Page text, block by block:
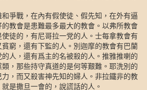
爭戰，在內有假使徒、假先知，在外有逼
教會是患難最多最大的教會。以弗所教會
徒的，有尼哥拉一党的人。士每拿教會有
窮，還有下監的人。別迦摩的教會有巴蘭
人，還有爲主的名被殺的人。推雅推喇的
，那些持守真道的是何等艱難。耶洗別的
，而又殺害神先知的婦人。非拉鐵非的教
是撒旦一會的，說謊話的人。